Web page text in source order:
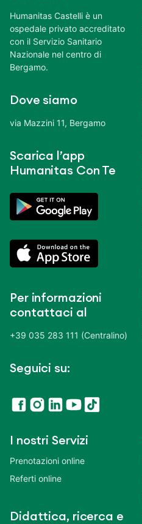
Humanitas Castelli è un
ospedale privato accreditato
con il Servizio Sanitario
Nazionale nel centro di
Bergamo.
Dove siamo
via Mazzini 11, Bergamo
Scarica l’app
Humanitas Con Te
Per informazioni
contattaci al
+39 035 283 111 (Centralino)
Seguici su:
I nostri Servizi
Prenotazioni online
Referti online
Didattica, ricerca e